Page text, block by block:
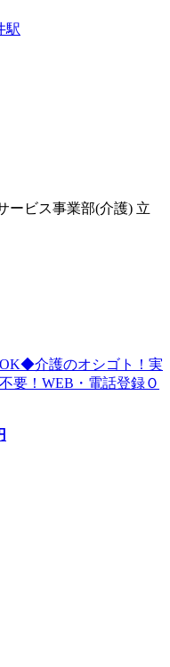
駅
ービス事業部(介護) 立
介護のオシゴト！実
要！WEB・電話登録Ｏ